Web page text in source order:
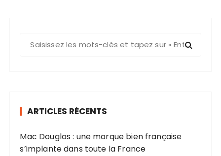
e
p
ARTICLES RÉCENTS
Mac Douglas : une marque bien française
s’implante dans toute la France